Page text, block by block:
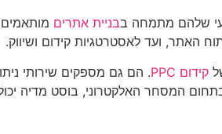
שלהם מתמחה בבניית אתרים
ועד לאסטרטגיות קידום ושיווק.
קידום PPC
. הם גם מספקים שירותי
האלקטרוני, בוסט מדיה יכולה